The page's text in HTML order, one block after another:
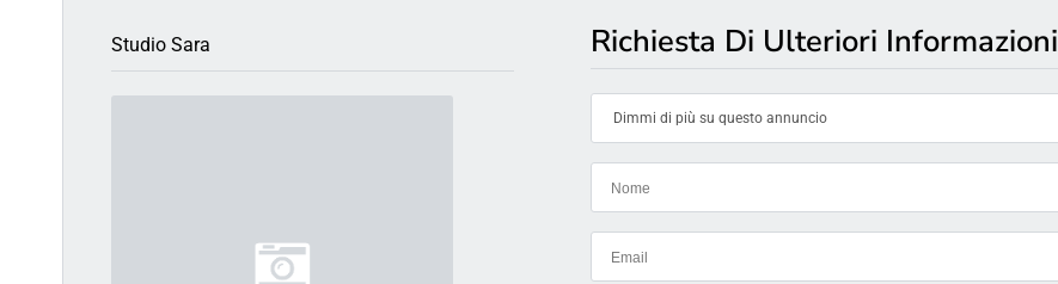
Studio Sara Richiesta Di Ulteriori Informazioni
Dimmi di più su questo annuncio